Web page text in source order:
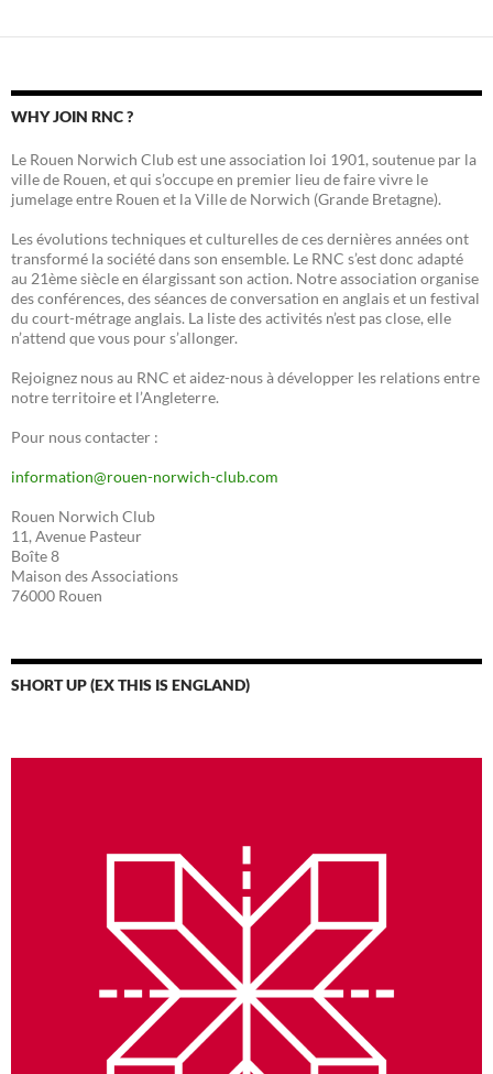
WHY JOIN RNC ?
Le Rouen Norwich Club est une association loi 1901, soutenue par la
ville de Rouen, et qui s’occupe en premier lieu de faire vivre le
jumelage entre Rouen et la Ville de Norwich (Grande Bretagne).
Les évolutions techniques et culturelles de ces dernières années ont
transformé la société dans son ensemble. Le RNC s’est donc adapté
au 21ème siècle en élargissant son action. Notre association organise
des conférences, des séances de conversation en anglais et un festival
du court-métrage anglais. La liste des activités n’est pas close, elle
n’attend que vous pour s’allonger.
Rejoignez nous au RNC et aidez-nous à développer les relations entre
notre territoire et l’Angleterre.
Pour nous contacter :
information@rouen-norwich-club.com
Rouen Norwich Club
11, Avenue Pasteur
Boîte 8
Maison des Associations
76000 Rouen
SHORT UP (EX THIS IS ENGLAND)